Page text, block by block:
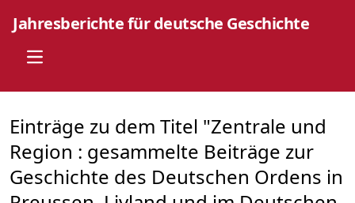
Jahresberichte für deutsche Geschichte
Open main menu
Einträge zu dem Titel "Zentrale und
Region : gesammelte Beiträge zur
Geschichte des Deutschen Ordens in